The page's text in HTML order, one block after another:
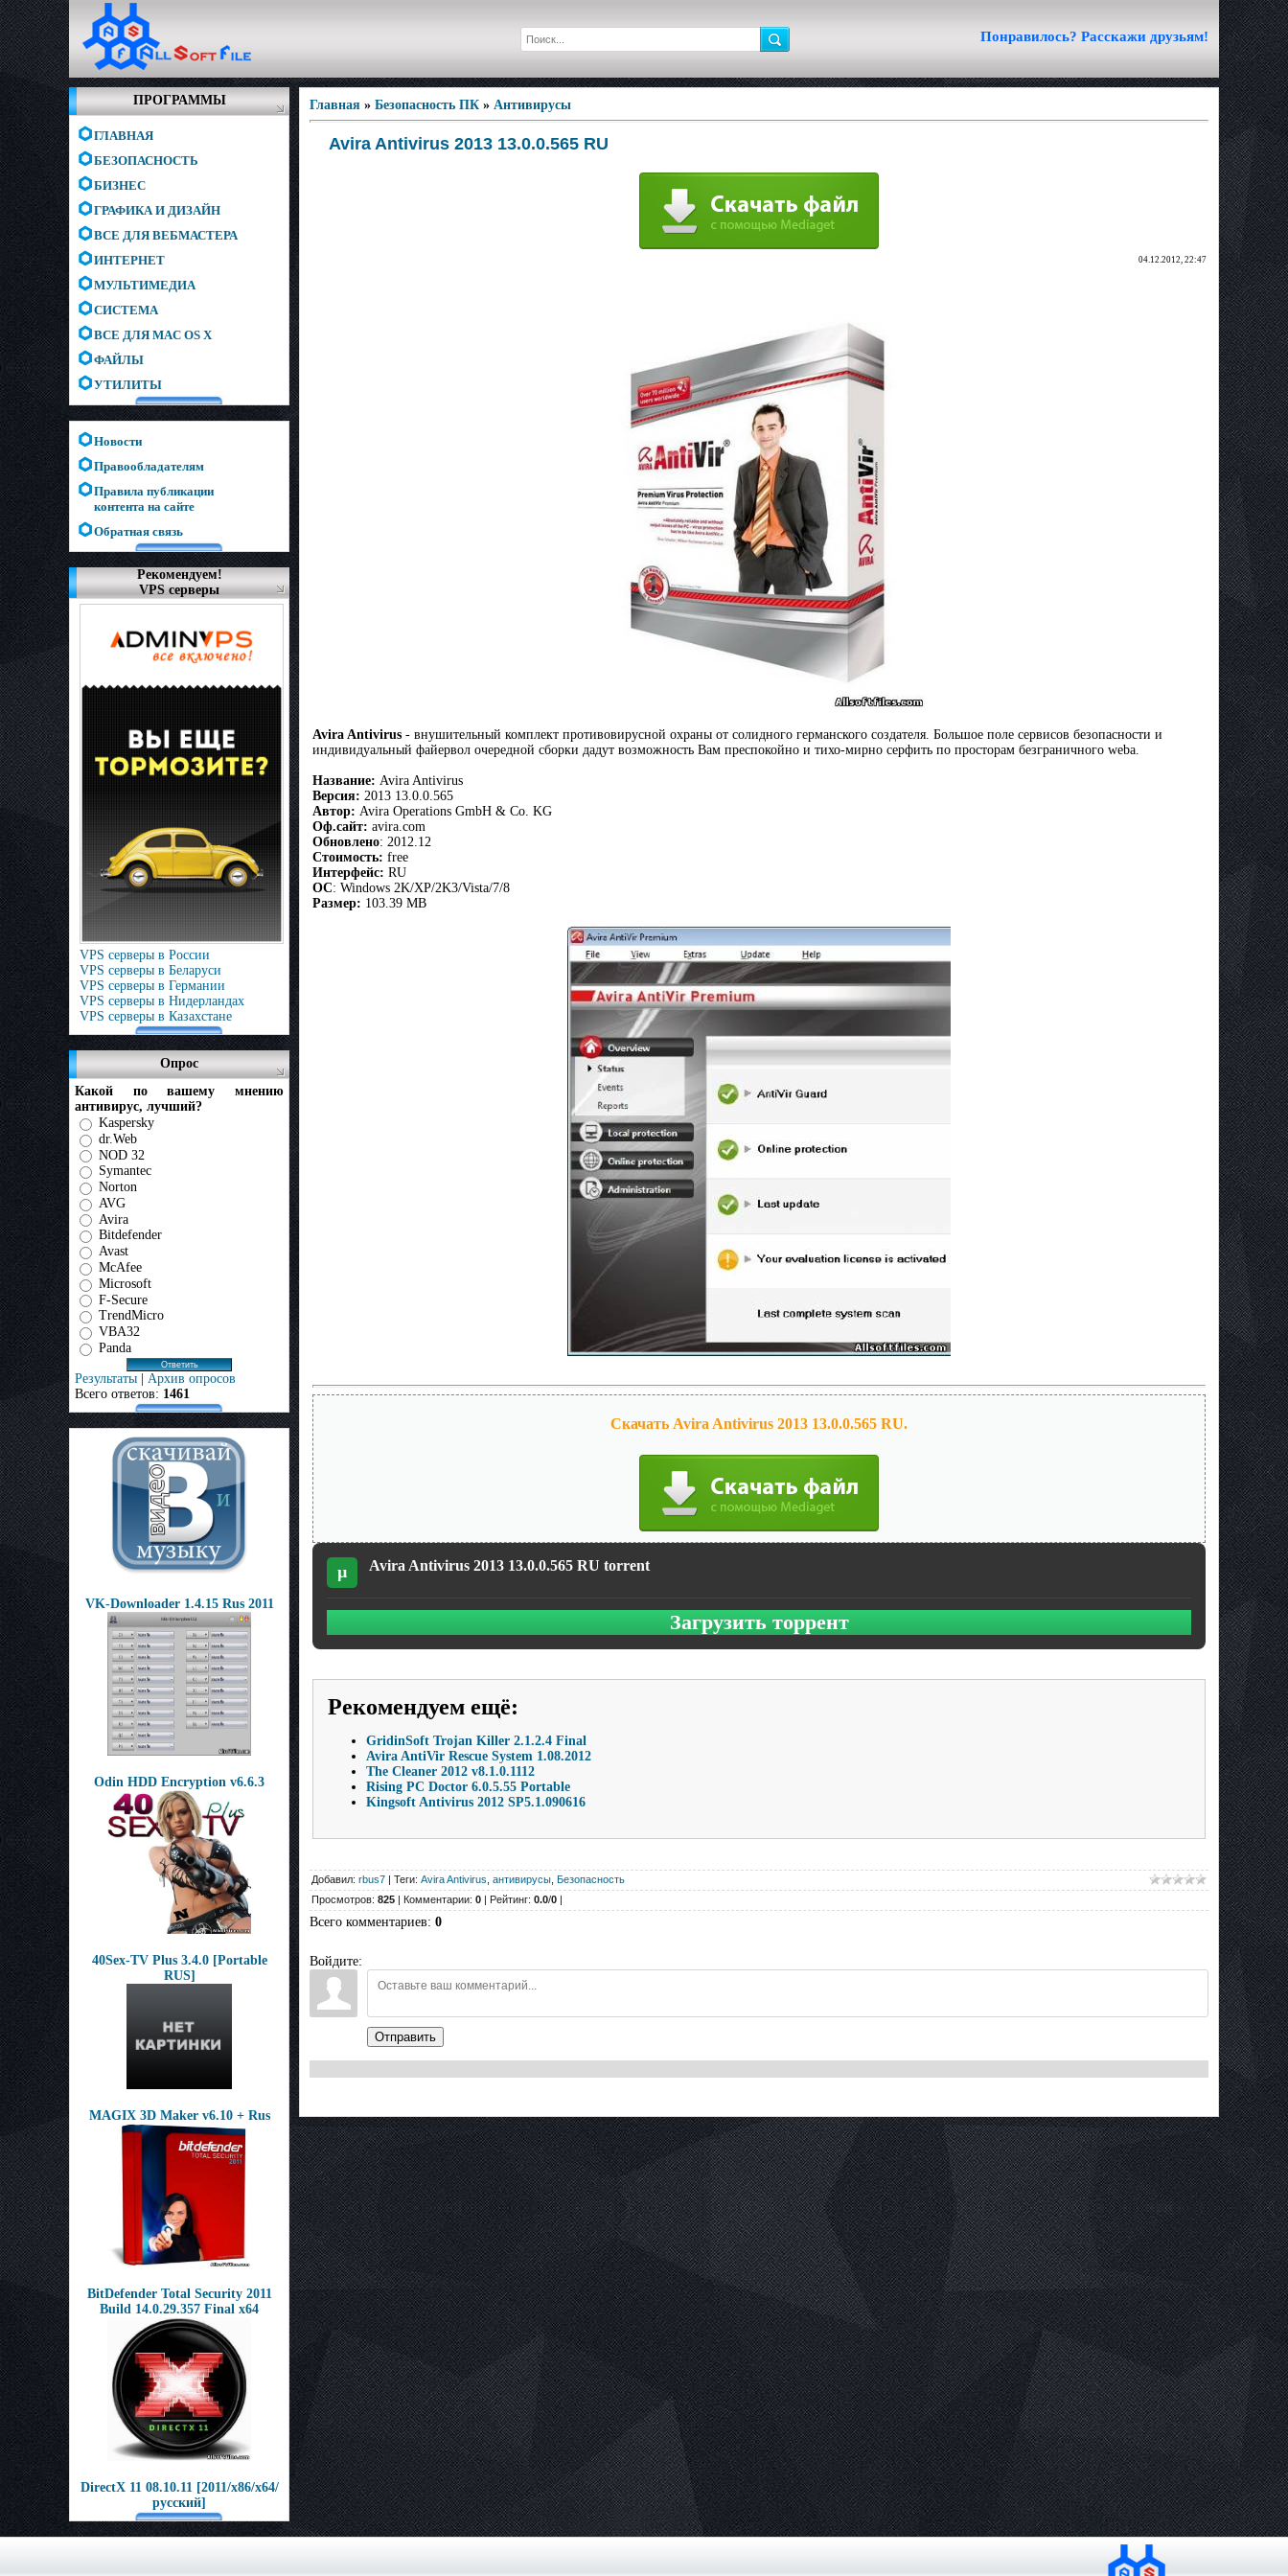
Понравилось? Расскажи друзьям!
ПРОГРАММЫ
ГЛАВНАЯ
БЕЗОПАСНОСТЬ
БИЗНЕС
ГРАФИКА И ДИЗАЙН
ВСЕ ДЛЯ ВЕБМАСТЕРА
ИНТЕРНЕТ
МУЛЬТИМЕДИА
СИСТЕМА
ВСЕ ДЛЯ MAC OS X
ФАЙЛЫ
УТИЛИТЫ
Новости
Правообладателям
Правила публикации
контента на сайте
Обратная связь
Рекомендуем!
VPS серверы
VPS серверы в России
VPS серверы в Беларуси
VPS серверы в Германии
VPS серверы в Нидерландах
VPS серверы в Казахстане
Опрос
Какой по вашему мнению
антивирус, лучший?
Kaspersky
dr.Web
NOD 32
Symantec
Norton
AVG
Avira
Bitdefender
Avast
McAfee
Microsoft
F-Secure
TrendMicro
VBA32
Panda
Результаты | Архив опросов
Всего ответов: 1461
VK-Downloader 1.4.15 Rus 2011
Odin HDD Encryption v6.6.3
40Sex-TV Plus 3.4.0 [Portable
RUS]
MAGIX 3D Maker v6.10 + Rus
BitDefender Total Security 2011
Build 14.0.29.357 Final x64
DirectX 11 08.10.11 [2011/х86/х64/
русский]
Главная » Безопасность ПК » Антивирусы
Avira Antivirus 2013 13.0.0.565 RU
04.12.2012, 22:47
Avira Antivirus - внушительный комплект противовирусной охраны от солидного германского создателя. Большое поле сервисов безопасности и
индивидуальный файервол очередной сборки дадут возможность Вам преспокойно и тихо-мирно серфить по просторам безграничного webа.
Название: Avira Antivirus
Версия: 2013 13.0.0.565
Автор: Avira Operations GmbH & Co. KG
Оф.сайт: avira.com
Обновлено: 2012.12
Стоимость: free
Интерфейс: RU
OC: Windows 2K/XP/2K3/Vista/7/8
Размер: 103.39 MB
Скачать Avira Antivirus 2013 13.0.0.565 RU.
µ Avira Antivirus 2013 13.0.0.565 RU torrent
Загрузить торрент
Рекомендуем ещё:
GridinSoft Trojan Killer 2.1.2.4 Final
Avira AntiVir Rescue System 1.08.2012
The Cleaner 2012 v8.1.0.1112
Rising PC Doctor 6.0.5.55 Portable
Kingsoft Antivirus 2012 SP5.1.090616
Добавил: rbus7 | Теги: Avira Antivirus антивирусы Безопасность
Просмотров: 825 | Комментарии: 0 | Рейтинг: 0.0/0 |
Всего комментариев: 0
Войдите:
Отправить